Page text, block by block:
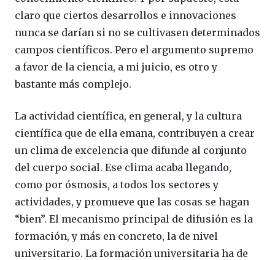
claro que ciertos desarrollos e innovaciones
nunca se darían si no se cultivasen determinados
campos científicos. Pero el argumento supremo
a favor de la ciencia, a mi juicio, es otro y
bastante más complejo.
La actividad científica, en general, y la cultura
científica que de ella emana, contribuyen a crear
un clima de excelencia que difunde al conjunto
del cuerpo social. Ese clima acaba llegando,
como por ósmosis, a todos los sectores y
actividades, y promueve que las cosas se hagan
“bien”. El mecanismo principal de difusión es la
formación, y más en concreto, la de nivel
universitario. La formación universitaria ha de